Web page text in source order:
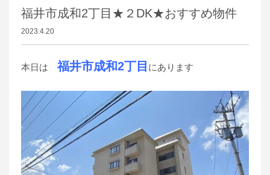
福井市成和2丁目★２DK★おすすめ物件
2023.4.20
本日は福井市成和2丁目 にあります